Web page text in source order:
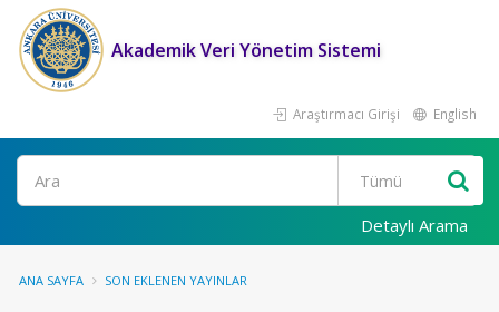
Akademik Veri Yönetim Sistemi
Araştırmacı Girişi English
Ara
Detaylı Arama
ANA SAYFA SON EKLENEN YAYINLAR